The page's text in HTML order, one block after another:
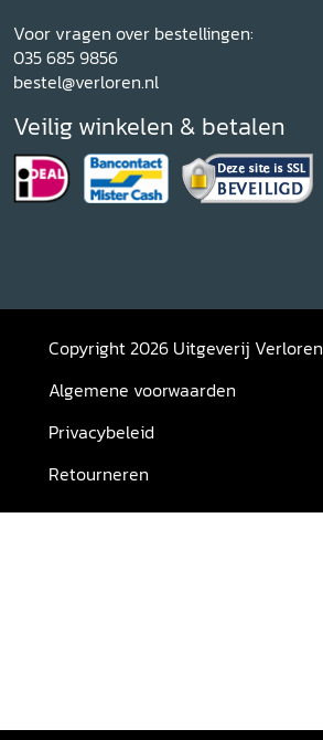
Voor vragen over bestellingen:
035 685 9856
bestel@verloren.nl
Veilig winkelen & betalen
Copyright 2026 Uitgeverij Verloren
Algemene voorwaarden
Privacybeleid
Retourneren